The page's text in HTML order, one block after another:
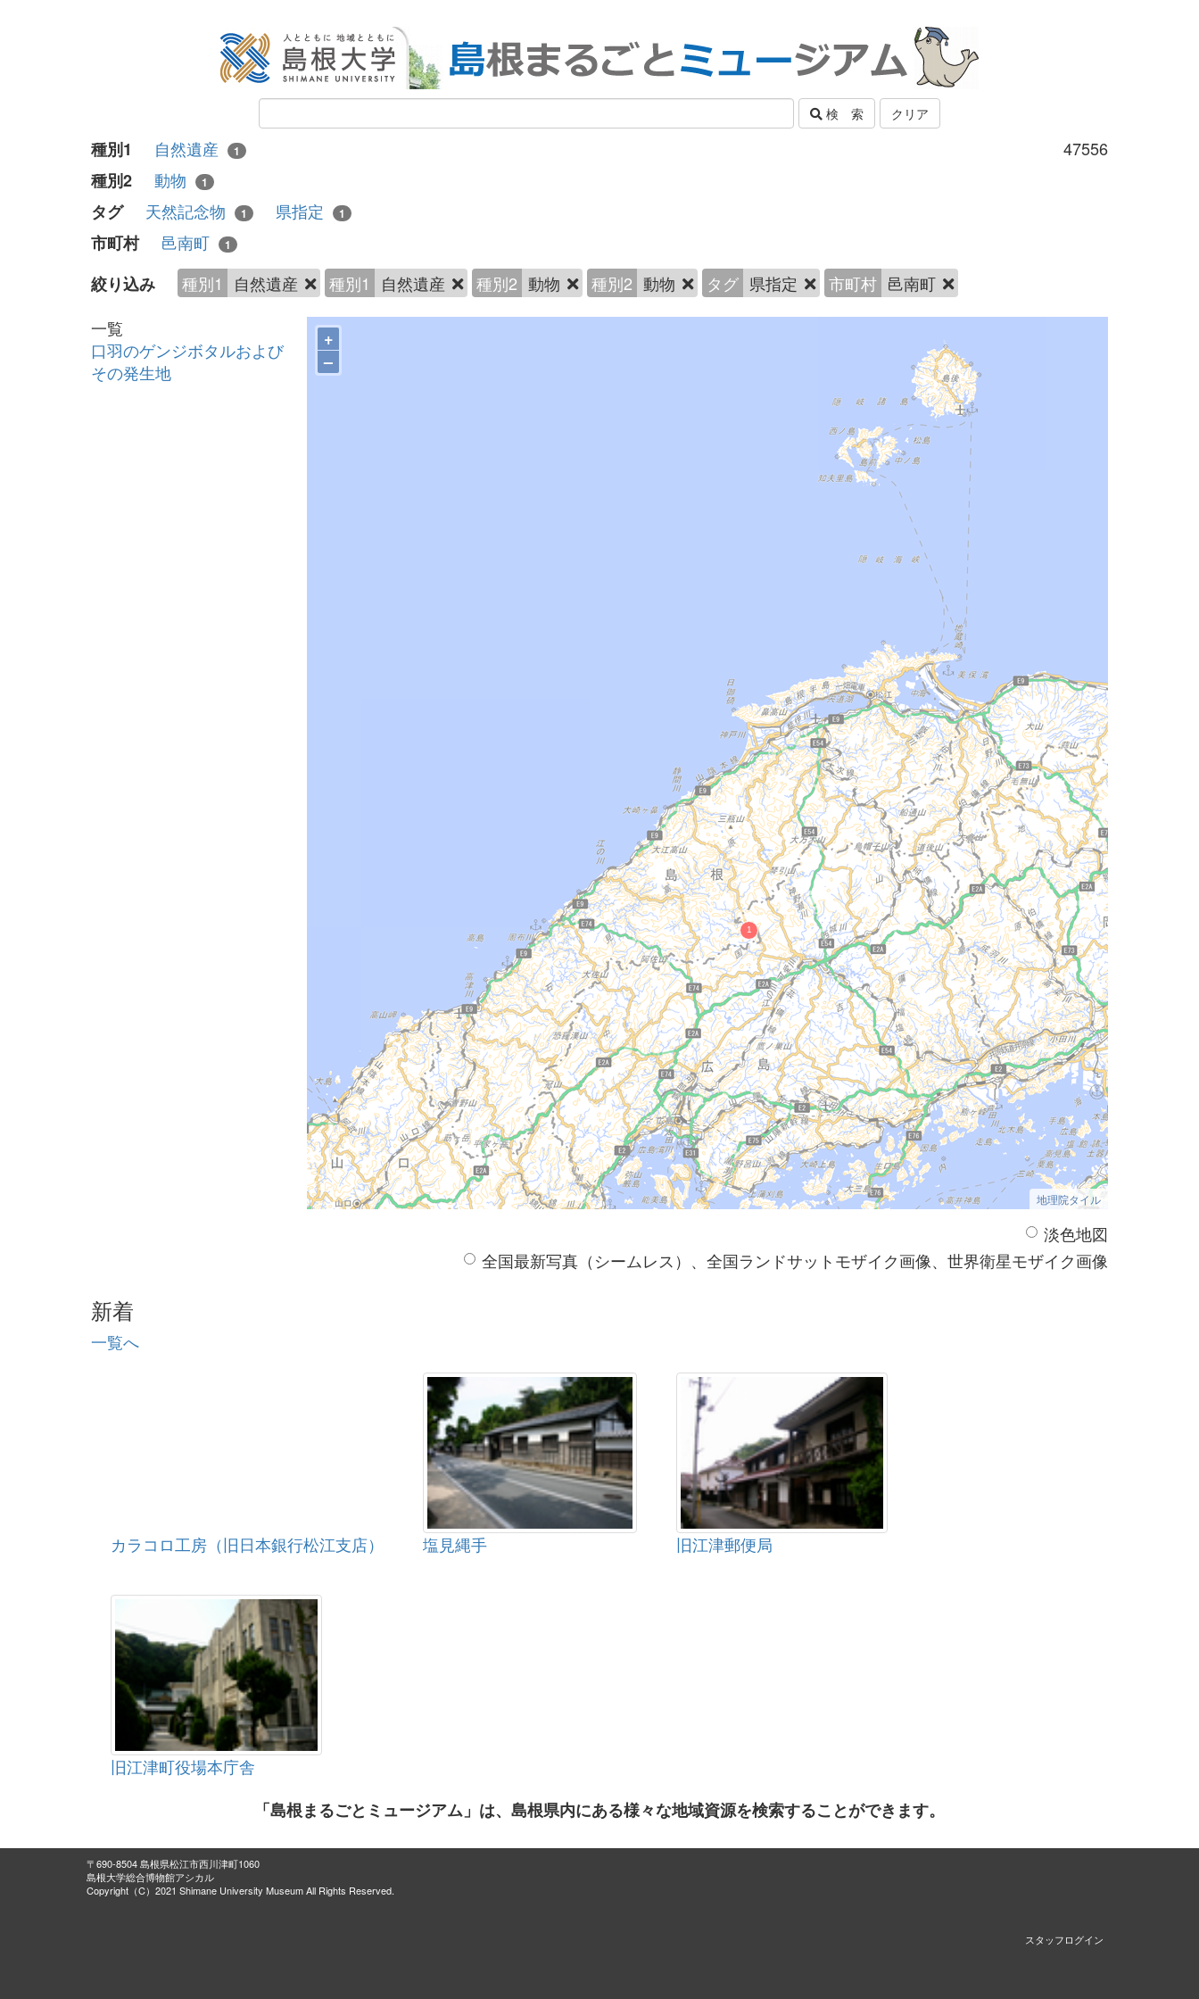
検 索 クリア
47556
種別1 自然遺産 1
種別2 動物 1
タグ 天然記念物 1 県指定 1
市町村 邑南町 1
絞り込み 種別1 自然遺産 種別1 自然遺産 種別2 動物 種別2 動物 タグ 県指定 市町村 邑南町
一覧
口羽のゲンジボタルおよび
その発生地
+
–
地理院タイル
淡色地図
全国最新写真（シームレス）、全国ランドサットモザイク画像、世界衛星モザイク画像
新着
一覧へ
カラコロ工房（旧日本銀行松江支店） 塩見縄手 旧江津郵便局
旧江津町役場本庁舎
「島根まるごとミュージアム」は、島根県内にある様々な地域資源を検索することができます。
〒690-8504 島根県松江市西川津町1060
島根大学総合博物館アシカル
Copyright（C）2021 Shimane University Museum All Rights Reserved.
スタッフログイン